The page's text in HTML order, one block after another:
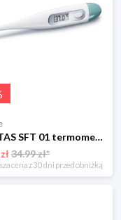
SANITAS SFT 01 termometr cyfrowy Sanitas
34.99 zł*
cena z 30 dni przed obniżką